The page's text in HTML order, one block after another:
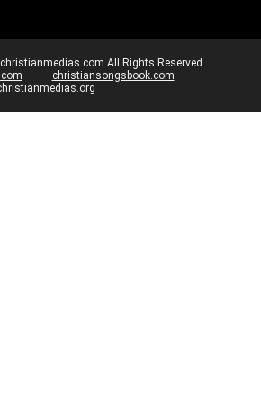
All Rights Reserved.
christiansongsbook.com